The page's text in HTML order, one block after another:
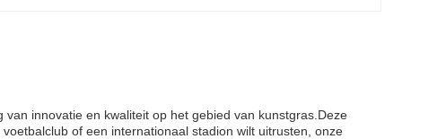
innovatie en kwaliteit op het gebied van kunstgras.Deze
of een internationaal stadion wilt uitrusten, onze